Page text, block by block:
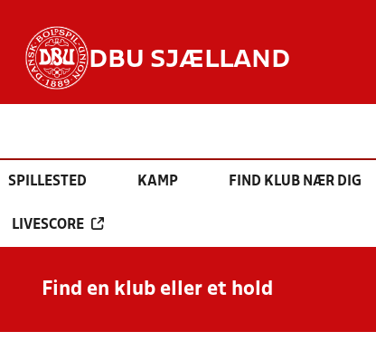
DBU SJÆLLAND
SPILLESTED KAMP FIND KLUB NÆR DIG
LIVESCORE
Find en klub eller et hold